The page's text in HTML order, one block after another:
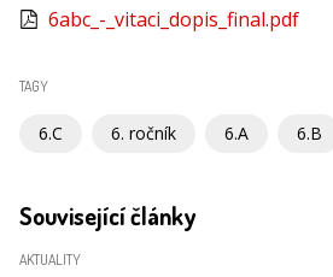
6abc_-_vitaci_dopis_final.pdf
TAGY
6.C 6. ročník 6.A 6.B
Související články
AKTUALITY